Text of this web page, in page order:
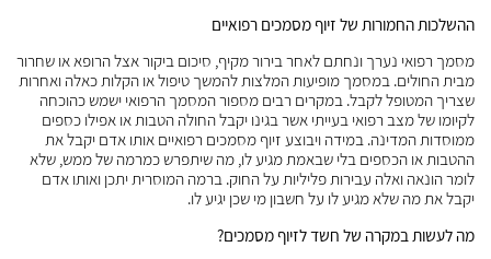
ההשלכות החמורות של זיוף מסמכים רפואיים
מסמך רפואי נערך ונחתם לאחר בירור מקיף, סיכום ביקור אצל הרופא או שחרור
מבית החולים. במסמך מופיעות המלצות להמשך טיפול או הקלות כאלה ואחרות
שצריך המטופל לקבל. במקרים רבים מספור המסמך הרפואי ישמש כהוכחה
לקיומו של מצב רפואי בעייתי אשר בגינו יקבל החולה הטבות או אפילו כספים
ממוסדות המדינה. במידה ויבוצע זיוף מסמכים רפואיים אותו אדם יקבל את
ההטבות או הכספים בלי שבאמת מגיע לו, מה שיתפרש כמרמה של ממש, שלא
לומר הונאה ואלה עבירות פליליות על החוק. ברמה המוסרית יתכן ואותו אדם
יקבל את מה שלא מגיע לו על חשבון מי שכן יגיע לו.
מה לעשות במקרה של חשד לזיוף מסמכים?